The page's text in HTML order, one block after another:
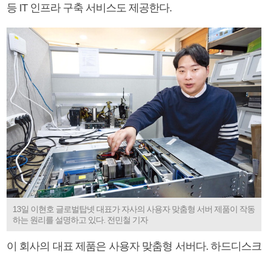
등 IT 인프라 구축 서비스도 제공한다.
13일 이현호 글로벌탑넷 대표가 자사의 사용자 맞춤형 서버 제품이 작동
하는 원리를 설명하고 있다. 전민철 기자
이 회사의 대표 제품은 사용자 맞춤형 서버다. 하드디스크